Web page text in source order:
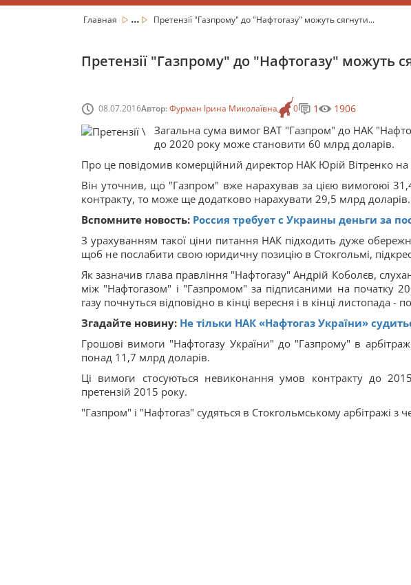
Главная ... Претензії "Газпрому" до "Нафтогазу" можуть сягнути...
Претензії "Газпрому" до "Нафтогазу" можуть
08.07.2016Автор:Фурман Ірина Миколаївна 0 1 1906
Загальна сума вимог ВАТ "Газпром" до НАК
до 2020 року може становити 60 млрд доларів.
Про це повідомив комерційний директор НАК Юрій Вітренко на
Він уточнив, що "Газпром" вже нарахував за цією вимогоюі
контракту, то може ще додатково нарахувати 29,5 млрд доларів.
Вспомните новость: Россия требует с Украины деньги за
З урахуванням такої ціни питання НАК підходить дуже
щоб не послабити свою юридичну позицію в Стокгольмі,
Як зазначив глава правління "Нафтогазу" Андрій Коболєв,
між "Нафтогазом" і "Газпромом" за підписаними на початку
газу почнуться відповідно в кінці вересня і в кінці листопада -
Згадайте новину: Не тільки НАК «Нафтогаз України»
Грошові вимоги "Нафтогазу України" до "Газпрому" в
понад 11,7 млрд доларів.
Ці вимоги стосуються невиконання умов контракту до
претензій 2015 року.
"Газпром" і "Нафтогаз" судяться в Стокгольмському арбітражі з